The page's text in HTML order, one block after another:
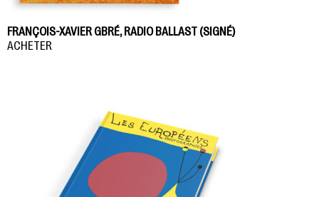
FRANÇOIS-XAVIER GBRÉ, RADIO BALLAST (SIGNÉ)
ACHETER